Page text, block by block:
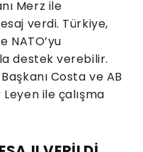
Merz ile
verdi. Türkiye,
NATO’yu
destek verebilir.
Costa ve AB
ile çalışma